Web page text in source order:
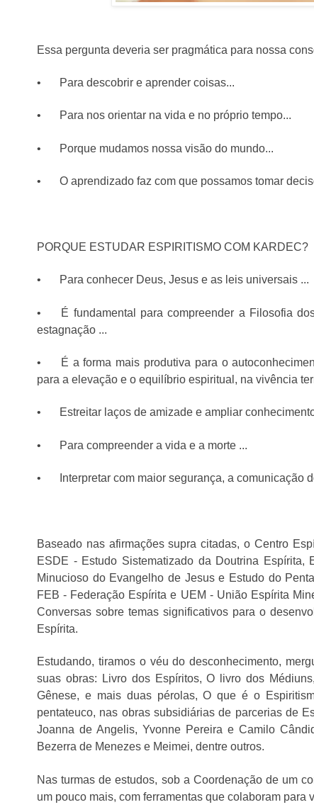
Essa pergunta deveria ser pragmática para nossa
• Para descobrir e aprender coisas...
• Para nos orientar na vida e no próprio tempo...
• Porque mudamos nossa visão do mundo...
• O aprendizado faz com que possamos tomar
PORQUE ESTUDAR ESPIRITISMO COM KARDEC?
• Para conhecer Deus, Jesus e as leis universais ...
•
É fundamental para compreender a Filosofia
estagnação ...
•
É a forma mais produtiva para o
para a elevação e o equilíbrio espiritual, na vivência
• Estreitar laços de amizade e ampliar
• Para compreender a vida e a morte ...
• Interpretar com maior segurança, a comunicação
Baseado nas afirmações supra citadas, o Centro
ESDE - Estudo Sistematizado da Doutrina
Minucioso do Evangelho de Jesus e Estudo do
FEB - Federação Espírita e UEM - União Espírita
Conversas sobre temas significativos para o
Espírita.
Estudando, tiramos o véu do desconhecimento,
suas obras: Livro dos Espíritos, O livro dos
Gênese, e mais duas pérolas, O que é o
pentateuco, nas obras subsidiárias de parcerias de
Joanna de Angelis, Yvonne Pereira e Camilo
Bezerra de Menezes e Meimei, dentre outros.
Nas turmas de estudos, sob a Coordenação de um
um pouco mais, com ferramentas que colaboram para